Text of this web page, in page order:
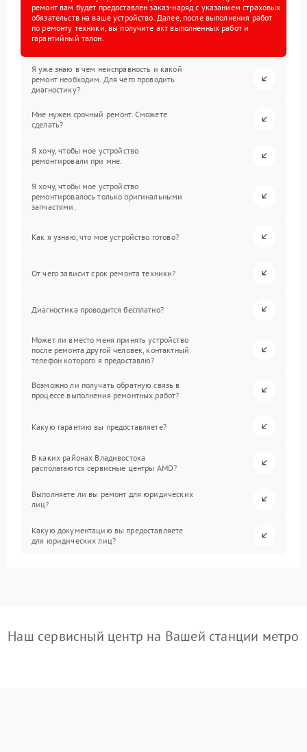
ремонт вам будет предоставлен заказ-наряд с указанием страховых
обязательств на ваше устройство. Далее, после выполнения работ
по ремонту техники, вы получите акт выполненных работ и
гарантийный талон.
Я уже знаю в чем неисправность и какой
ремонт необходим. Для чего проводить
диагностику?
Мне нужен срочный ремонт. Сможете
сделать?
Я хочу, чтобы мое устройство
ремонтировали при мне.
Я хочу, чтобы мое устройство
ремонтировалось только оригинальными
запчастями.
Как я узнаю, что мое устройство готово?
От чего зависит срок ремонта техники?
Диагностика проводится бесплатно?
Может ли вместо меня принять устройство
после ремонта другой человек, контактный
телефон которого я предоставлю?
Возможно ли получать обратную связь в
процессе выполнения ремонтных работ?
Какую гарантию вы предоставляете?
В каких районах Владивостока
располагаются сервисные центры AMD?
Выполняете ли вы ремонт для юридических
лиц?
Какую документацию вы предоставляете
для юридических лиц?
Наш сервисный центр на Вашей станции метро